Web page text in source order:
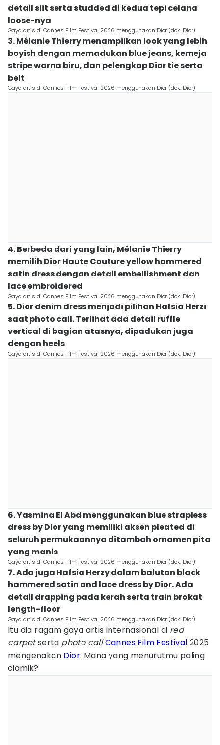
detail slit serta studded di kedua tepi celana
loose-nya
Gaya artis di Cannes Film Festival 2026 menggunakan Dior (dok. Dior)
3. Mélanie Thierry menampilkan look yang lebih
boyish dengan memadukan blue jeans, kemeja
stripe warna biru, dan pelengkap Dior tie serta
belt
Gaya artis di Cannes Film Festival 2026 menggunakan Dior (dok. Dior)
4. Berbeda dari yang lain, Mélanie Thierry
memilih Dior Haute Couture yellow hammered
satin dress dengan detail embellishment dan
lace embroidered
Gaya artis di Cannes Film Festival 2026 menggunakan Dior (dok. Dior)
5. Dior denim dress menjadi pilihan Hafsia Herzi
saat photo call. Terlihat ada detail ruffle
vertical di bagian atasnya, dipadukan juga
dengan heels
Gaya artis di Cannes Film Festival 2026 menggunakan Dior (dok. Dior)
6. Yasmina El Abd menggunakan blue strapless
dress by Dior yang memiliki aksen pleated di
seluruh permukaannya ditambah ornamen pita
yang manis
Gaya artis di Cannes Film Festival 2026 menggunakan Dior (dok. Dior)
7. Ada juga Hafsia Herzy dalam balutan black
hammered satin and lace dress by Dior. Ada
detail drapping pada kerah serta train brokat
length-floor
Gaya artis di Cannes Film Festival 2026 menggunakan Dior (dok. Dior)
Itu dia ragam gaya artis internasional di red
carpetserta photo callCannes Film Festival 2025
mengenakan Dior. Mana yang menurutmu paling
ciamik?